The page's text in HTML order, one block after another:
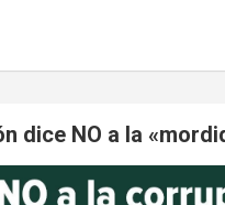
dice NO a la